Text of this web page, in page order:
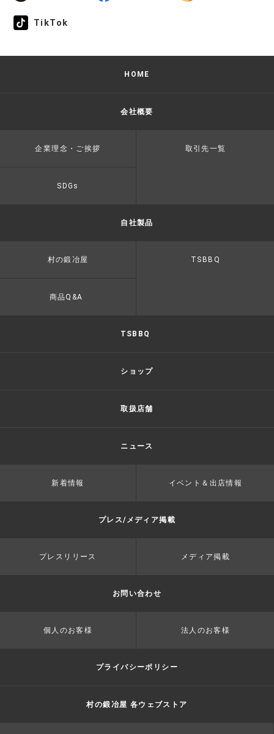
TikTok
HOME
会社概要
企業理念・ご挨拶 取引先一覧
SDGs
自社製品
村の鍛冶屋 TSBBQ
商品Q&A
TSBBQ
ショップ
取扱店舗
ニュース
新着情報 イベント＆出店情報
プレス/メディア掲載
プレスリリース メディア掲載
お問い合わせ
個人のお客様 法人のお客様
プライバシーポリシー
村の鍛冶屋 各ウェブストア